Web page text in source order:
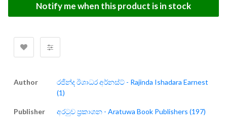
Notify me when this product is in stock
Author
රජින්ද ඊශාධර අර්නස්ට් - Rajinda Ishadara Earnest
(1)
Publisher අරටුව ප්‍රකාශන - Aratuwa Book Publishers (197)